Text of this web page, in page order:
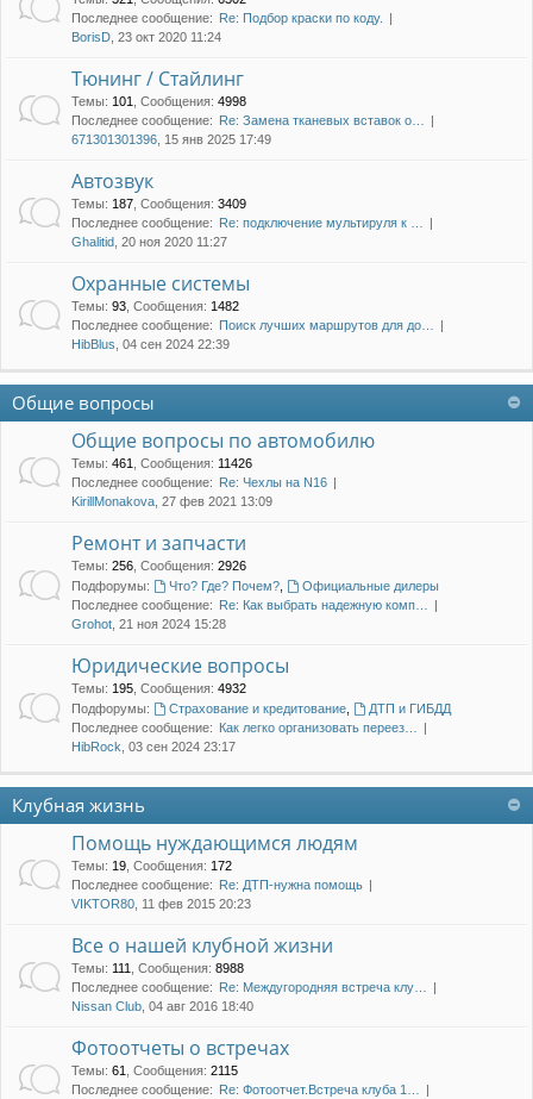
Последнее сообщение: Re: Подбор краски по коду.
BorisD , 23 окт 2020 11:24
Тюнинг / Стайлинг
Темы: 101 Сообщения: 4998
Последнее сообщение: Re: Замена тканевых вставок о…
671301301396 , 15 янв 2025 17:49
Автозвук
Темы: 187 Сообщения: 3409
Последнее сообщение: Re: подключение мультируля к …
Ghalitid , 20 ноя 2020 11:27
Охранные системы
Темы: 93 Сообщения: 1482
Последнее сообщение: Поиск лучших маршрутов для до…
HibBlus , 04 сен 2024 22:39
Общие вопросы
Общие вопросы по автомобилю
Темы: 461 Сообщения: 11426
Последнее сообщение: Re: Чехлы на N16
KirillMonakova , 27 фев 2021 13:09
Ремонт и запчасти
Темы: 256 Сообщения: 2926
Подфорумы:
Что? Где? Почем?,
Официальные дилеры
Последнее сообщение: Re: Как выбрать надежную комп…
Grohot , 21 ноя 2024 15:28
Юридические вопросы
Темы: 195 Сообщения: 4932
Подфорумы:
Страхование и кредитование,
ДТП и ГИБДД
Последнее сообщение: Как легко организовать переез…
HibRock , 03 сен 2024 23:17
Клубная жизнь
Помощь нуждающимся людям
Темы: 19 Сообщения: 172
Последнее сообщение: Re: ДТП-нужна помощь
VIKTOR80 , 11 фев 2015 20:23
Все о нашей клубной жизни
Темы: 111 Сообщения: 8988
Последнее сообщение: Re: Междугородняя встреча клу…
Nissan Club , 04 авг 2016 18:40
Фотоотчеты о встречах
Темы: 61 Сообщения: 2115
Последнее сообщение: Re: Фотоотчет.Встреча клуба 1…